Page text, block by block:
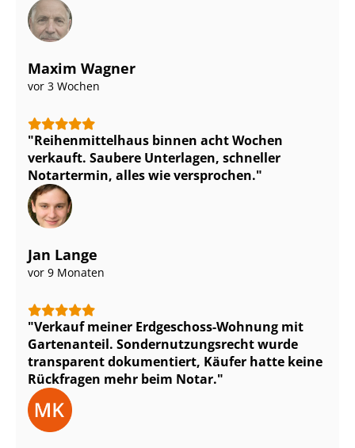
Maxim Wagner
vor 3 Wochen
Rei­hen­mit­tel­haus binnen acht Wochen
verkauft. Saubere Unterlagen, schneller
Notartermin, alles wie versprochen.
Jan Lange
vor 9 Monaten
Verkauf meiner Erdgeschoss-Wohnung mit
Gartenanteil. Son­der­nut­zungs­recht wurde
transparent dokumentiert, Käufer hatte keine
Rückfragen mehr beim Notar.